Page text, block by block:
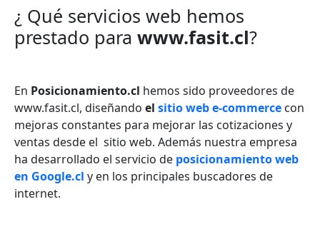
¿ Qué servicios web hemos
prestado para www.fasit.cl?
En Posicionamiento.cl hemos sido proveedores de
www.fasit.cl, diseñando el sitio web e-commerce con
mejoras constantes para mejorar las cotizaciones y
ventas desde el sitio web. Además nuestra empresa
ha desarrollado el servicio de posicionamiento web
en Google.cl y en los principales buscadores de
internet.